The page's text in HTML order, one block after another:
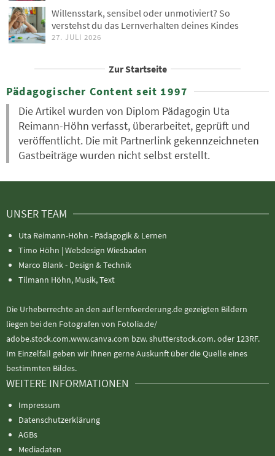
Willensstark, sensibel oder unmotiviert? So
verstehst du das Lernverhalten deines Kindes
27. JULI 2026
Zur Startseite
Pädagogischer Content seit 1997
Die Artikel wurden von Diplom Pädagogin Uta
Reimann-Höhn verfasst, überarbeitet, geprüft und
veröffentlicht. Die mit Partnerlink gekennzeichneten
Gastbeiträge wurden nicht selbst erstellt.
UNSER TEAM
Uta Reimann-Höhn - Pädagogik & Lernen
Timo Höhn | Webdesign Wiesbaden
Marco Blank - Design & Technik
Tilmann Höhn, Musik, Text
Die Urheberrechte an den auf lernfoerderung.de gezeigten Bildern
liegen bei den Fotografen von Fotolia.de/
adobe.stock.com.www.canva.com bzw. shutterstock.com. oder 123RF.
Im Einzelfall geben wir Ihnen gerne Auskunft über die Quelle eines
bestimmten Bildes.
WEITERE INFORMATIONEN
Impressum
Datenschutzerklärung
AGBs
Mediadaten